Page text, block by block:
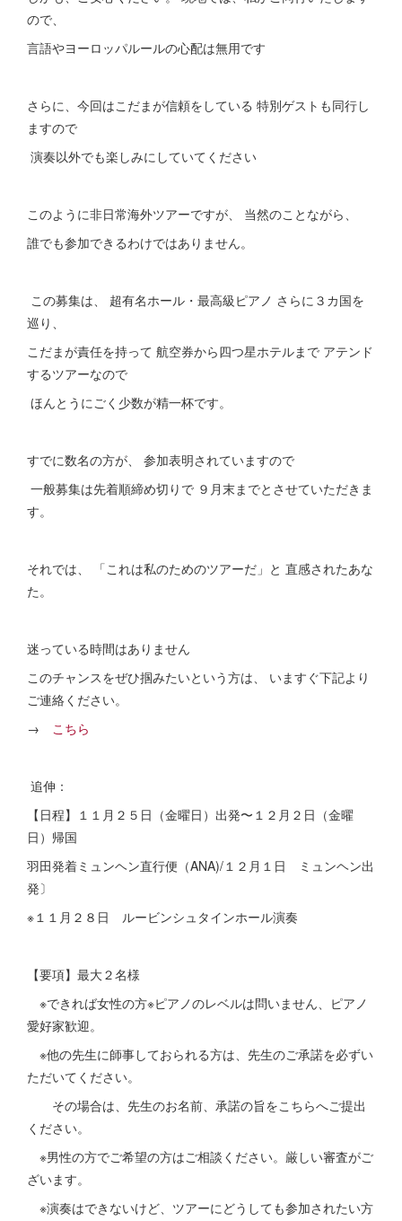
ので、
言語やヨーロッパルールの心配は無用です
さらに、今回はこだまが信頼をしている 特別ゲストも同行し
ますので
演奏以外でも楽しみにしていてください
このように非日常海外ツアーですが、 当然のことながら、
誰でも参加できるわけではありません。
この募集は、 超有名ホール・最高級ピアノ さらに３カ国を
巡り、
こだまが責任を持って 航空券から四つ星ホテルまで アテンド
するツアーなので
ほんとうにごく少数が精一杯です。
すでに数名の方が、 参加表明されていますので
一般募集は先着順締め切りで ９月末までとさせていただきま
す。
それでは、 「これは私のためのツアーだ」と 直感されたあな
た。
迷っている時間はありません
このチャンスをぜひ掴みたいという方は、 いますぐ下記より
ご連絡ください。
→ こちら
追伸：
【日程】１１月２５日（金曜日）出発〜１２月２日（金曜
日）帰国
羽田発着ミュンヘン直行便（ANA)/１２月１日 ミュンヘン出
発〕
※１１月２８日 ルービンシュタインホール演奏
【要項】最大２名様
※できれば女性の方※ピアノのレベルは問いません、ピアノ
愛好家歓迎。
※他の先生に師事しておられる方は、先生のご承諾を必ずい
ただいてください。
その場合は、先生のお名前、承諾の旨をこちらへご提出
ください。
※男性の方でご希望の方はご相談ください。厳しい審査がご
ざいます。
※演奏はできないけど、ツアーにどうしても参加されたい方